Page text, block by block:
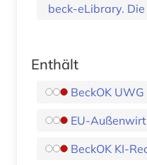
beck-eLibrary.
Enthält
BeckOK UWG
EU-
BeckOK KI-